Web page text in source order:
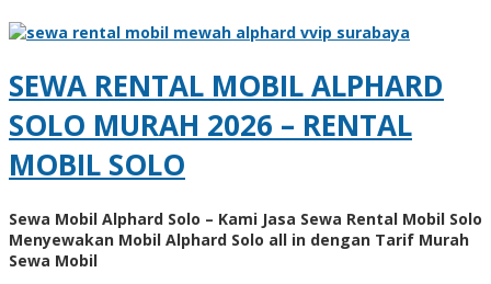
SEWA RENTAL MOBIL ALPHARD
SOLO MURAH 2026 – RENTAL
MOBIL SOLO
Sewa Mobil Alphard Solo – Kami Jasa Sewa Rental Mobil Solo
Menyewakan Mobil Alphard Solo all in dengan Tarif Murah
Sewa Mobil